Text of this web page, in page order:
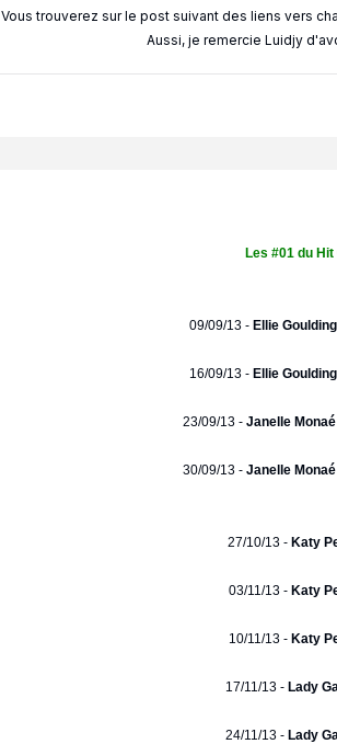
Vous trouverez sur le post suivant des liens vers
Aussi, je remercie Luidjy
Les #01 du Hit
09/09/13 - Ellie Goulding
16/09/13 - Ellie Goulding
23/09/13 - Janelle Monaé
30/09/13 - Janelle Monaé
27/10/13 - Katy
03/11/13 - Katy
10/11/13 - Katy
17/11/13 - Lady
24/11/13 - Lady